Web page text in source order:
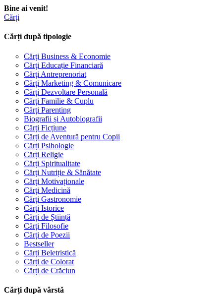
Bine ai venit!
Cărți
Cărți după tipologie
Cărți Business & Economie
Cărți Educație Financiară
Cărți Antreprenoriat
Cărți Marketing & Comunicare
Cărți Dezvoltare Personală
Cărți Familie & Cuplu
Cărți Parenting
Biografii și Autobiografii
Cărți Ficțiune
Cărți de Aventură pentru Copii
Cărți Psihologie
Cărți Religie
Cărți Spiritualitate
Cărți Nutriție & Sănătate
Cărți Motivaționale
Cărți Medicină
Cărți Gastronomie
Cărți Istorice
Cărți de Știință
Cărți Filosofie
Cărți de Poezii
Bestseller
Cărți Beletristică
Cărți de Colorat
Cărți de Crăciun
Cărți după vârstă